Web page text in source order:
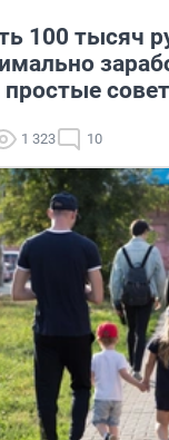
100 тысяч
простые
1 323 10